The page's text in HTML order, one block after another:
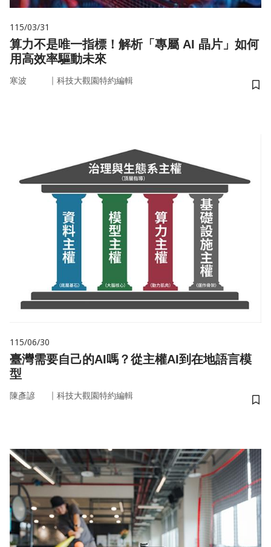
115/03/31
算力不是唯一指標！解析「專屬 AI 晶片」如何
用高效率驅動未來
寒波 ｜ 科技大觀園特約編輯
儲
115/06/30
臺灣需要自己的AI嗎？從主權AI到在地語言模
型
陳彥諺 ｜ 科技大觀園特約編輯
儲